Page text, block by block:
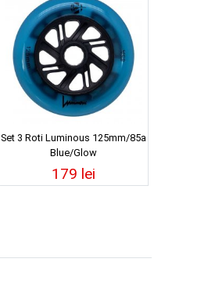
Set 3 Roti Luminous 125mm/85a
Blue/Glow
179 lei